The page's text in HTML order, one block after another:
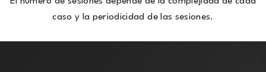
caso y la periodicidad de las sesiones.